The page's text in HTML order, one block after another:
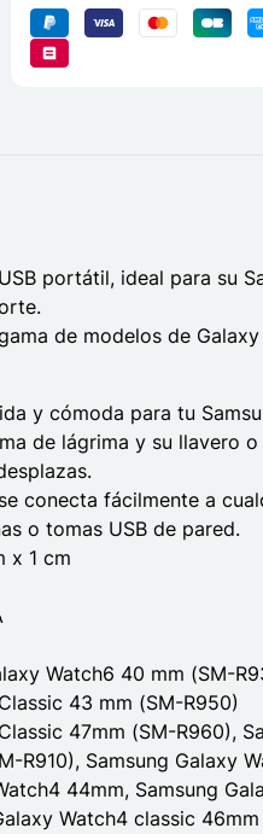
portátil, ideal para su
de modelos de
y cómoda para tu
de lágrima y su llavero
conecta fácilmente a
o tomas USB de pared.
x 1 cm
Watch6 40 mm (SM-
43 mm (SM-R950)
47mm (SM-R960),
R910), Samsung Galaxy
44mm, Samsung
Watch4 classic